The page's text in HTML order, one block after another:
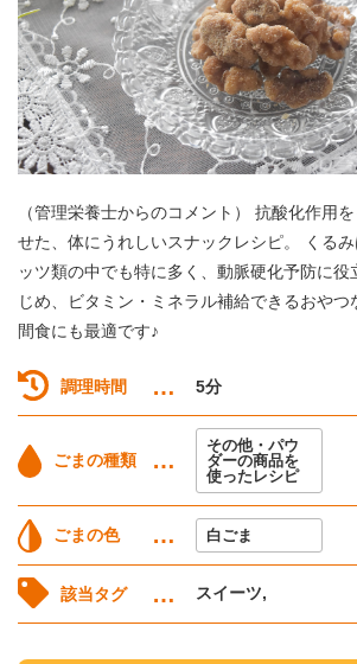
（管理栄養士からのコメント） 抗酸化作用
せた、体にうれしいスナックレシピ。 くる
ッツ類の中でも特に多く、動脈硬化予防に役
じめ、ビタミン・ミネラル補給できるおや
間食にも最適です♪
調理時間 5分
ごまの種類
その他・パウ
ダーの商品を
使ったレシピ
ごまの色 白ごま
該当タグ スイーツ,